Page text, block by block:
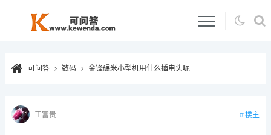
可问答 数码 金锋碾米小型机用什么插电头呢
王富贵 楼主